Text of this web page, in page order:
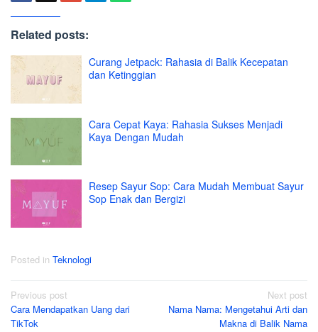
Related posts:
Curang Jetpack: Rahasia di Balik Kecepatan
dan Ketinggian
Cara Cepat Kaya: Rahasia Sukses Menjadi
Kaya Dengan Mudah
Resep Sayur Sop: Cara Mudah Membuat Sayur
Sop Enak dan Bergizi
Posted in Teknologi
Post
navigation
Previous post
Cara Mendapatkan Uang dari
TikTok
Next post
Nama Nama: Mengetahui Arti dan
Makna di Balik Nama